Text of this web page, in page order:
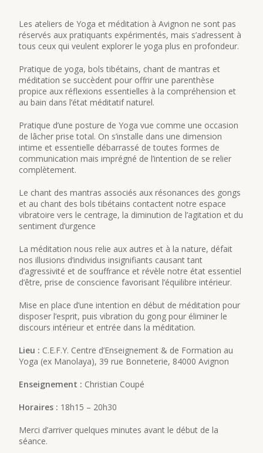
Les ateliers de Yoga et méditation à Avignon ne sont pas
réservés aux pratiquants expérimentés, mais s’adressent à
tous ceux qui veulent explorer le yoga plus en profondeur.
Pratique de yoga, bols tibétains, chant de mantras et
méditation se succèdent pour offrir une parenthèse
propice aux réflexions essentielles à la compréhension et
au bain dans l’état méditatif naturel.
Pratique d’une posture de Yoga vue comme une occasion
de lâcher prise total. On s’installe dans une dimension
intime et essentielle débarrassé de toutes formes de
communication mais imprégné de l’intention de se relier
complètement.
Le chant des mantras associés aux résonances des gongs
et au chant des bols tibétains contactent notre espace
vibratoire vers le centrage, la diminution de l’agitation et du
sentiment d’urgence
La méditation nous relie aux autres et à la nature, défait
nos illusions d’individus insignifiants causant tant
d’agressivité et de souffrance et révèle notre état essentiel
d’être, prise de conscience favorisant l’équilibre intérieur.
Mise en place d’une intention en début de méditation pour
disposer l’esprit, puis vibration du gong pour éliminer le
discours intérieur et entrée dans la méditation.
Lieu : C.E.F.Y. Centre d’Enseignement & de Formation au
Yoga (ex Manolaya), 39 rue Bonneterie, 84000 Avignon
Enseignement : Christian Coupé
Horaires : 18h15 – 20h30
Merci d’arriver quelques minutes avant le début de la
séance.